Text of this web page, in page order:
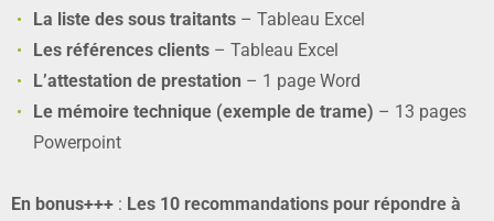
La liste des sous traitants – Tableau Excel
Les références clients – Tableau Excel
L’attestation de prestation – 1 page Word
Le mémoire technique (exemple de trame) – 13 pages
Powerpoint
En bonus+++ : Les 10 recommandations pour répondre à